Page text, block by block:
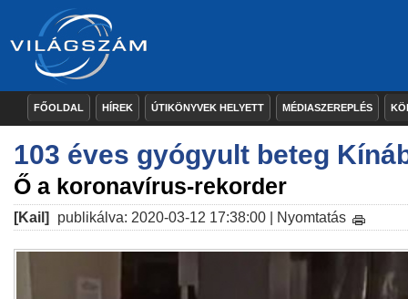
FŐOLDAL HÍREK ÚTIKÖNYVEK HELYETT MÉDIASZEREPLÉS
103 éves gyógyult beteg
Ő a koronavírus-rekorder
[Kail] publikálva: 2020-03-12 17:38:00 | Nyomtatás